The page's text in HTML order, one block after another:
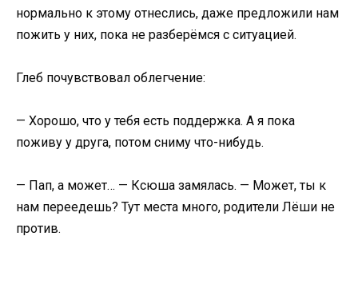
нормально к этому отнеслись, даже предложили нам
пожить у них, пока не разберёмся с ситуацией.
Глеб почувствовал облегчение:
— Хорошо, что у тебя есть поддержка. А я пока
поживу у друга, потом сниму что-нибудь.
— Пап, а может… — Ксюша замялась. — Может, ты к
нам переедешь? Тут места много, родители Лёши не
против.